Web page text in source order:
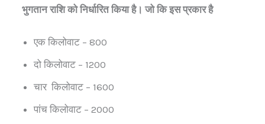
भुगतान राशि को निर्धारित किया है। जो कि इस प्रकार है
एक किलोवाट – 800
दो किलोवाट – 1200
चार किलोवाट – 1600
पांच किलोवाट – 2000